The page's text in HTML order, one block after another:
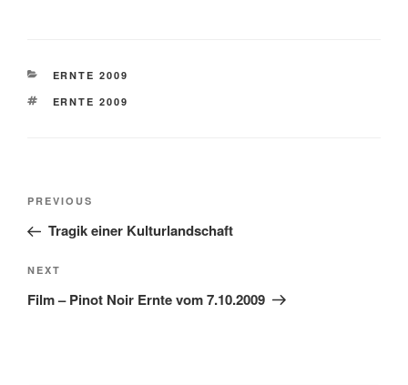
CATEGORIES
ERNTE 2009
TAGS
ERNTE 2009
Post
Previous
Post
PREVIOUS
Tragik einer Kulturlandschaft
Next
Post
NEXT
Film – Pinot Noir Ernte vom 7.10.2009